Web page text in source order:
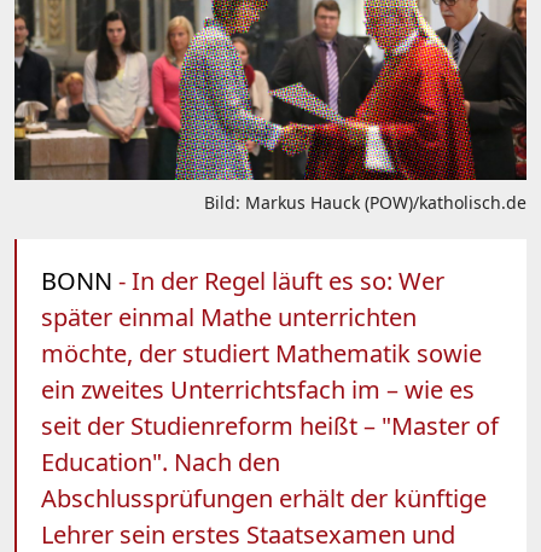
Bild: Markus Hauck (POW)/katholisch.de
BONN - In der Regel läuft es so: Wer
später einmal Mathe unterrichten
möchte, der studiert Mathematik sowie
ein zweites Unterrichtsfach im – wie es
seit der Studienreform heißt – "Master of
Education". Nach den
Abschlussprüfungen erhält der künftige
Lehrer sein erstes Staatsexamen und